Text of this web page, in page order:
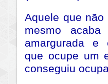
Aquele que
mesmo
amargurada e
que ocupe um
conseguiu